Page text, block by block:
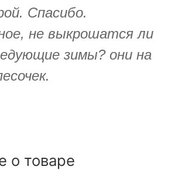
Спасибо.
не выкрошатся ли
зимы? они на
о товаре